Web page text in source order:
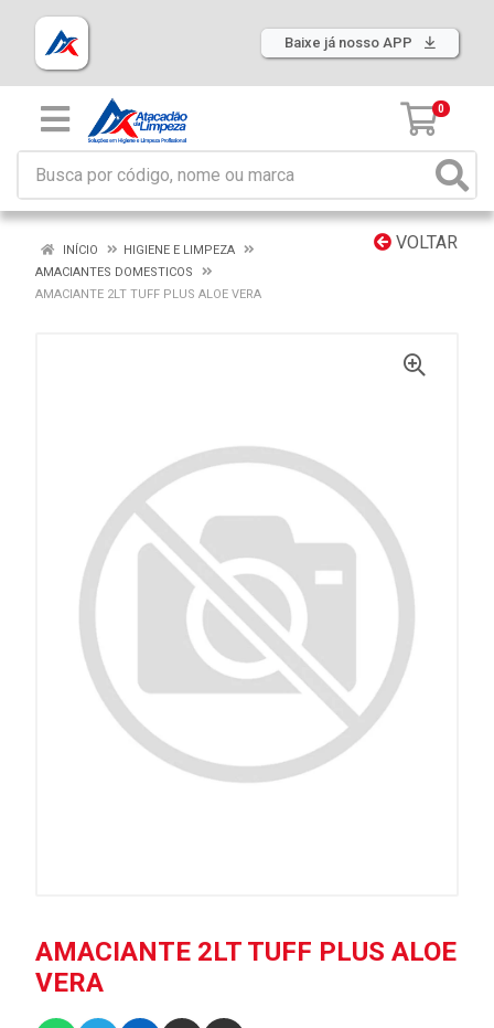
Baixe já nosso APP
0
VOLTAR
INÍCIO
HIGIENE E LIMPEZA
AMACIANTES DOMESTICOS
AMACIANTE 2LT TUFF PLUS ALOE VERA
AMACIANTE 2LT TUFF PLUS ALOE
VERA